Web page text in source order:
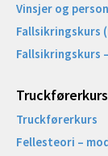
Vinsjer og
Fallsikringskurs
Fallsikringskurs
Truckførerkurs
Truckførerkurs
Fellesteori –